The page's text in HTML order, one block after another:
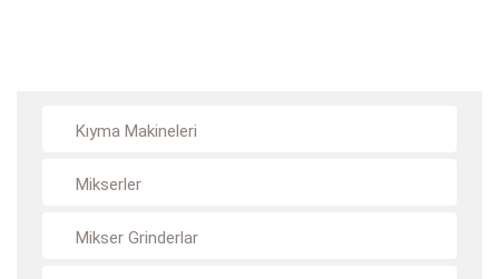
Kıyma Makineleri
Mikserler
Mikser Grinderlar